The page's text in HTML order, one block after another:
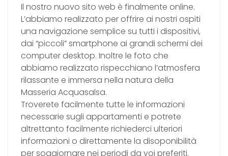
​​Il nostro nuovo sito web è finalmente online.
L’abbiamo realizzato per offrire ai nostri ospiti
una navigazione semplice su tutti i dispositivi,
dai “piccoli” smartphone ai grandi schermi dei
computer desktop. Inoltre le foto che
abbiamo realizzato rispecchiano l’atmosfera
rilassante e immersa nella natura della
Masseria Acquasalsa.
Troverete facilmente tutte le informazioni
necessarie sugli appartamenti e potrete
altrettanto facilmente richiederci ulteriori
informazioni o direttamente la disoponibilità
per soggiornare nei periodi da voi preferiti.